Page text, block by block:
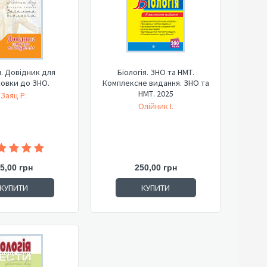
Довідник для
до ЗНО.
Заяц Р.
грн
КУПИТИ
Біологія. ЗНО та НМТ.
Комплексне видання. ЗНО та
НМТ. 2025
Олійник І.
250,00 грн
КУПИТИ